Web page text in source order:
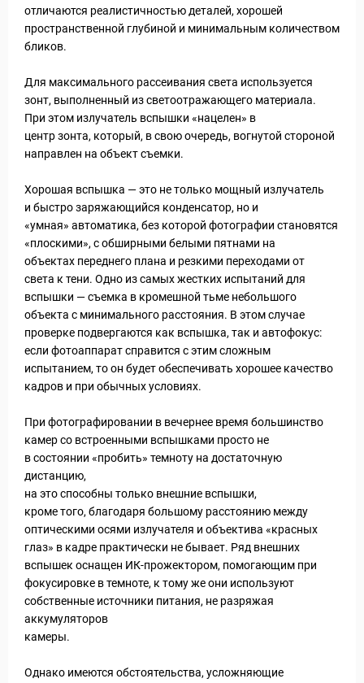
Туры
Статьи
отличаются реалистичностью деталей, хорошей
пространственной глубиной и минимальным количеством
бликов.
Для максимального рассеивания света используется
зонт, выполненный из светоотражающего материала.
При этом излучатель вспышки «нацелен» в
центр зонта, который, в свою очередь, вогнутой стороной
направлен на объект съемки.
Хорошая вспышка — это не только мощный излучатель
и быстро заряжающийся конденсатор, но и
«умная» автоматика, без которой фотографии становятся
«плоскими», с обширными белыми пятнами на
объектах переднего плана и резкими переходами от
света к тени. Одно из самых жестких испытаний для
вспышки — съемка в кромешной тьме небольшого
объекта с минимального расстояния. В этом случае
проверке подвергаются как вспышка, так и автофокус:
если фотоаппарат справится с этим сложным
испытанием, то он будет обеспечивать хорошее качество
кадров и при обычных условиях.
При фотографировании в вечернее время большинство
камер со встроенными вспышками просто не
в состоянии «пробить» темноту на достаточную
дистанцию,
на это способны только внешние вспышки,
кроме того, благодаря большому расстоянию между
оптическими осями излучателя и объектива «красных
глаз» в кадре практически не бывает. Ряд внешних
вспышек оснащен ИК-прожектором, помогающим при
фокусировке в темноте, к тому же они используют
собственные источники питания, не разряжая
аккумуляторов
камеры.
Однако имеются обстоятельства, усложняющие